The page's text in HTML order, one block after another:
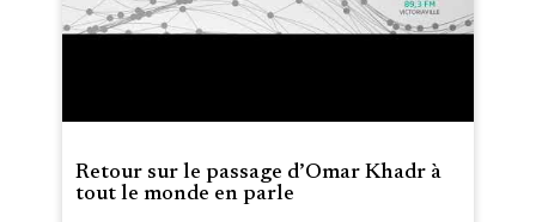
Retour sur le passage d’Omar Khadr à
tout le monde en parle